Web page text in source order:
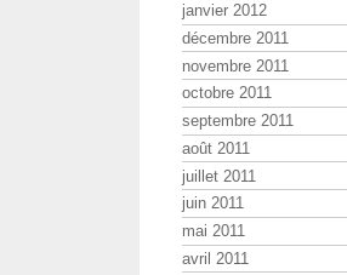
janvier 2012
décembre 2011
novembre 2011
octobre 2011
septembre 2011
août 2011
juillet 2011
juin 2011
mai 2011
avril 2011